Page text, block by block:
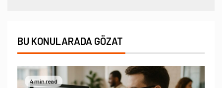
BU KONULARADA GÖZAT
4 min read